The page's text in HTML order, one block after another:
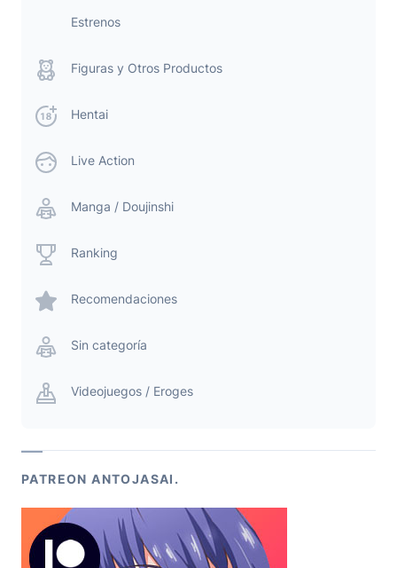
Estrenos
Figuras y Otros Productos
Hentai
Live Action
Manga / Doujinshi
Ranking
Recomendaciones
Sin categoría
Videojuegos / Eroges
PATREON ANTOJASAI.